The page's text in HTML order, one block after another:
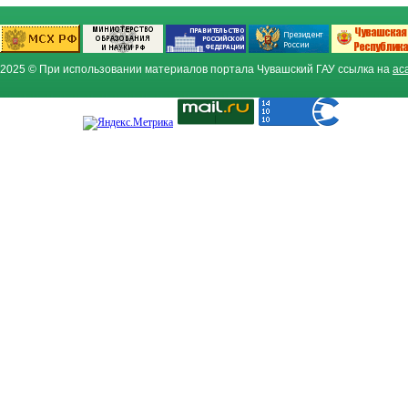
2025 © При использовании материалов портала Чувашский ГАУ ссылка на